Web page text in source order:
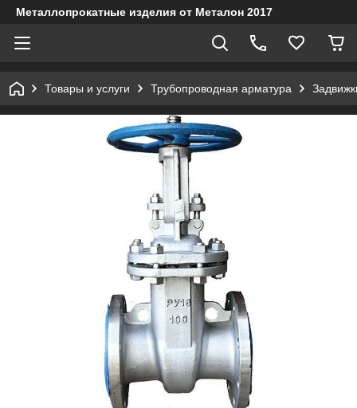
Металлопрокатные изделия от Металон 2017
Товары и услуги Трубопроводная арматура